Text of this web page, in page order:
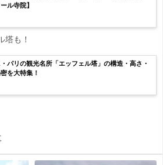
ル寺院】
塔も！
パリの観光名所「エッフェル塔」の構造・高さ・
を大特集！